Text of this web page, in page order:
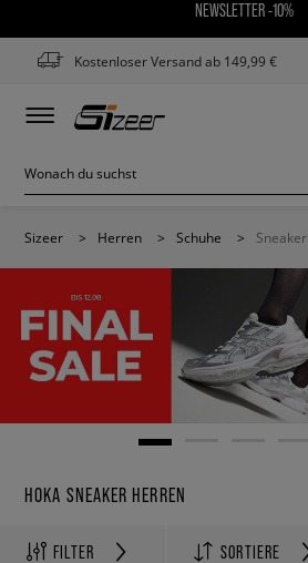
NEWSLETTER -10%
Kostenloser Versand ab 149,99 €
Sizeer > Herren > Schuhe > Sneaker
HOKA SNEAKER HERREN
FILTER SORTIERE